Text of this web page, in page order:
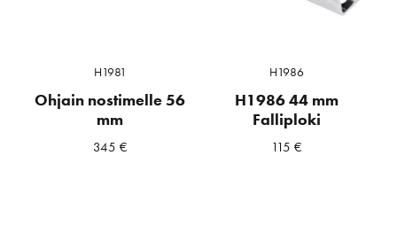
H1981
Ohjain nostimelle 56
mm
345 €
H1986
H1986 44 mm
Falliploki
115€